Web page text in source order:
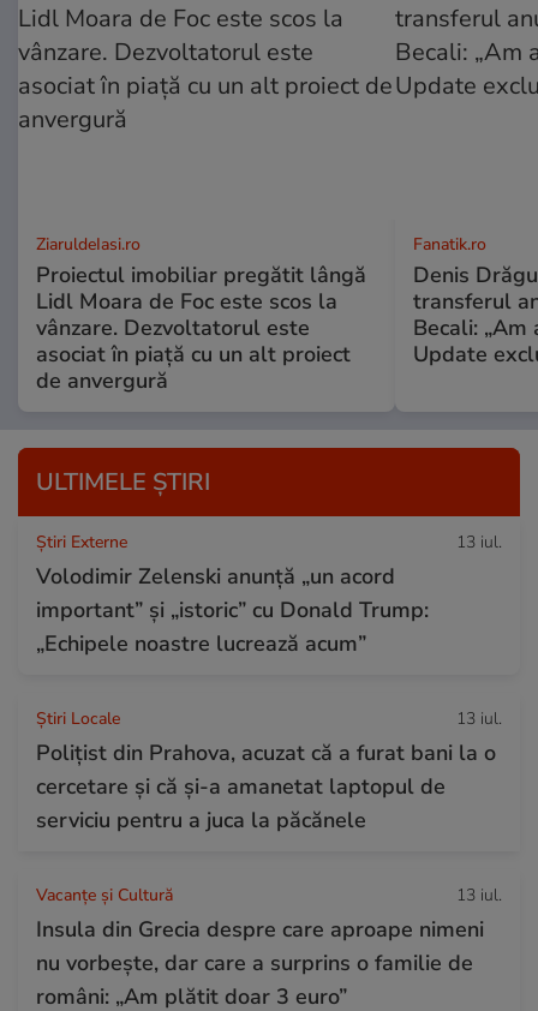
ZiaruldeIasi.ro
Proiectul imobiliar pregătit lângă
Lidl Moara de Foc este scos la
vânzare. Dezvoltatorul este
asociat în piață cu un alt proiect
de anvergură
Fanatik.ro
Denis
transferul
Becali: „Am
Update
ULTIMELE ȘTIRI
Știri Externe 13 iul.
Volodimir Zelenski anunță „un acord
important” și „istoric” cu Donald Trump:
„Echipele noastre lucrează acum”
Știri Locale 13 iul.
Polițist din Prahova, acuzat că a furat bani la o
cercetare și că și-a amanetat laptopul de
serviciu pentru a juca la păcănele
Vacanțe și Cultură 13 iul.
Insula din Grecia despre care aproape nimeni
nu vorbește, dar care a surprins o familie de
români: „Am plătit doar 3 euro”